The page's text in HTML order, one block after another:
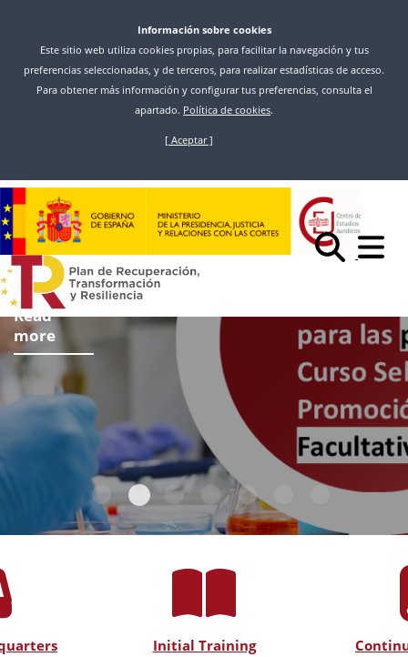
main
Información sobre cookies
Este sitio web utiliza cookies propias, para facilitar la navegación y tus
preferencias seleccionadas, y de terceros, para realizar estadísticas de acceso.
Para obtener más información y configurar tus preferencias, consulta el
apartado. Política de cookies.
[ Aceptar ]
Read
more
Initial Training